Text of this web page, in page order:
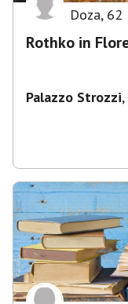
Doza, 62
Rothko in
Palazzo Strozzi,